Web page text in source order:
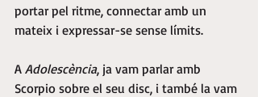
portar pel ritme, connectar amb un
mateix i expressar-se sense límits.
A Adolescència, ja vam parlar amb
Scorpio sobre el seu disc, i també la vam